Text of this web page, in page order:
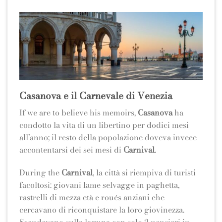
Casanova e il Carnevale di Venezia
If we are to believe his memoirs, Casanovaha
condotto la vita di un libertino per dodici mesi
all’anno; il resto della popolazione doveva invece
accontentarsi dei sei mesi di Carnival.
During the Carnival, la città si riempiva di turisti
facoltosi: giovani lame selvagge in paghetta,
rastrelli di mezza età e roués anziani che
cercavano di riconquistare la loro giovinezza.